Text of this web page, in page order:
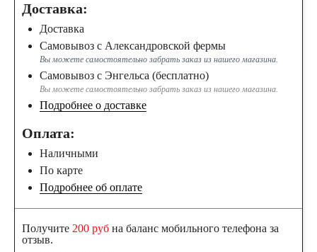
Доставка:
Доставка
Самовывоз с Александровской фермы
Вы можете самостоятельно забрать заказ из нашего магазина.
Самовывоз с Энгельса (бесплатно)
Вы можете самостоятельно забрать заказ из нашего магазина.
Подробнее о доставке
Оплата:
Наличными
По карте
Подробнее об оплате
Получите 200 руб на баланс мобильного телефона за
отзыв.